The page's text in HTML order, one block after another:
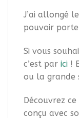
J’ai allongé
pouvoir
Si vous
c’est par ici !
ou la grande
Découvrez
conçu avec